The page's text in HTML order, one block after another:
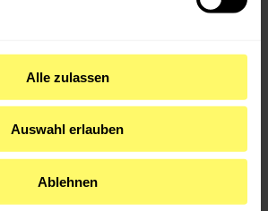
Alle zulassen
Auswahl erlauben
Ablehnen
unsere Newsletter!